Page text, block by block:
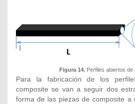
Figura 14. Perfiles abiertos de
Para la fabricación de los
composite se van a seguir dos
forma de las piezas de composite a